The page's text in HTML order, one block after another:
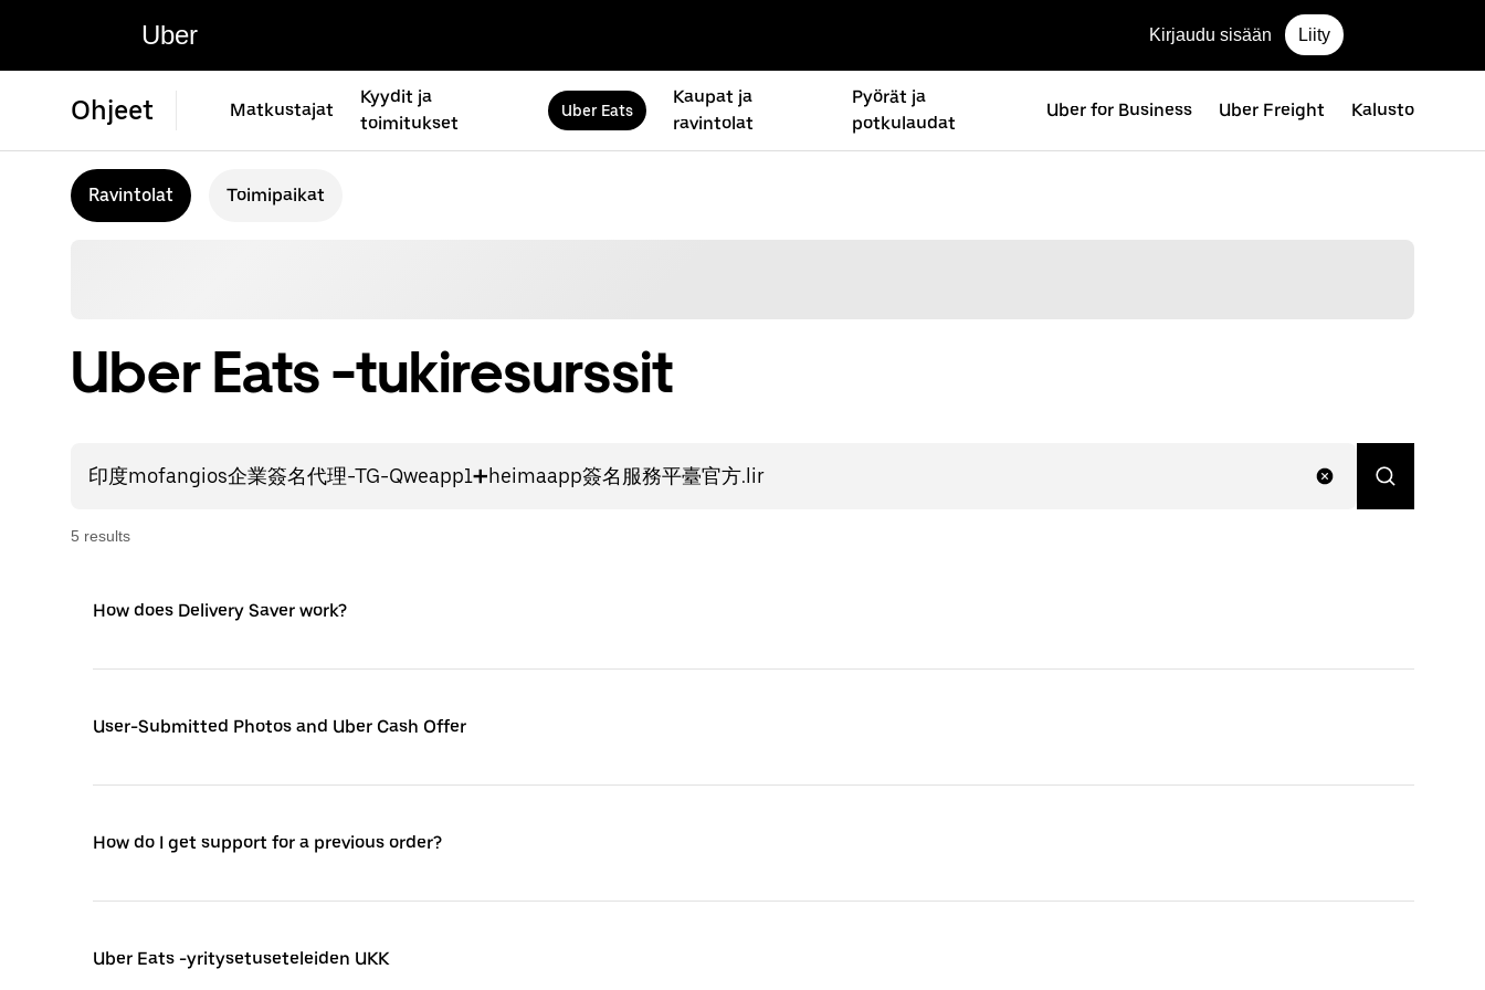
Uber Kirjaudu sisään Liity
Ohjeet Matkustajat
Kyydit ja
toimitukset
Uber Eats
Kaupat ja
ravintolat
Pyörät ja
potkulaudat
Uber for Business Uber Freight Kalusto
Ravintolat Toimipaikat
Uber Eats -tukiresurssit
5 results
How does Delivery Saver work?
User-Submitted Photos and Uber Cash Offer
How do I get support for a previous order?
Uber Eats -yritysetuseteleiden UKK